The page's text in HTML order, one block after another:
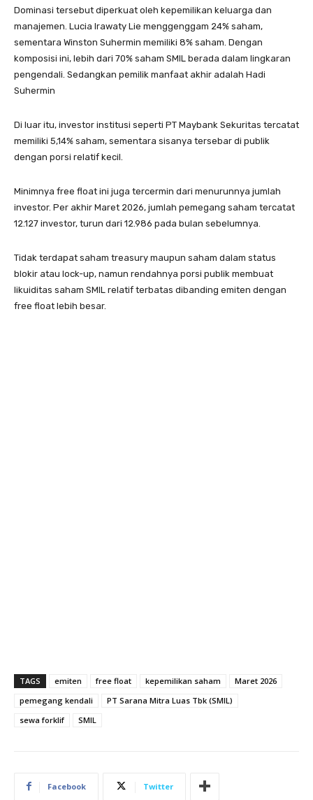
Dominasi tersebut diperkuat oleh kepemilikan keluarga dan
manajemen. Lucia Irawaty Lie menggenggam 24% saham,
sementara Winston Suhermin memiliki 8% saham. Dengan
komposisi ini, lebih dari 70% saham SMIL berada dalam lingkaran
pengendali. Sedangkan pemilik manfaat akhir adalah Hadi
Suhermin
Di luar itu, investor institusi seperti PT Maybank Sekuritas tercatat
memiliki 5,14% saham, sementara sisanya tersebar di publik
dengan porsi relatif kecil.
Minimnya free float ini juga tercermin dari menurunnya jumlah
investor. Per akhir Maret 2026, jumlah pemegang saham tercatat
12.127 investor, turun dari 12.986 pada bulan sebelumnya.
Tidak terdapat saham treasury maupun saham dalam status
blokir atau lock-up, namun rendahnya porsi publik membuat
likuiditas saham SMIL relatif terbatas dibanding emiten dengan
free float lebih besar.
TAGS emiten free float kepemilikan saham
Maret 2026
pemegang kendali
PT Sarana Mitra Luas Tbk (SMIL)
sewa forklif
SMIL
Facebook Twitter